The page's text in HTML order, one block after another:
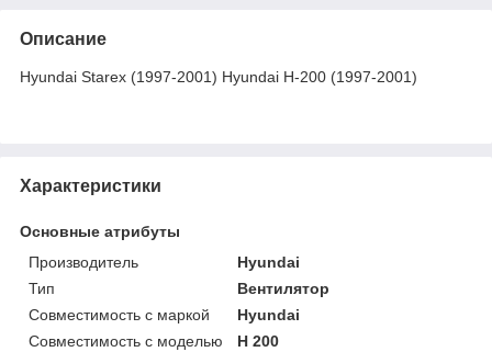
Описание
Hyundai Starex (1997-2001) Hyundai H-200 (1997-2001)
Характеристики
Основные атрибуты
Производитель
Hyundai
Тип
Вентилятор
Совместимость с маркой
Hyundai
Совместимость с моделью
H 200